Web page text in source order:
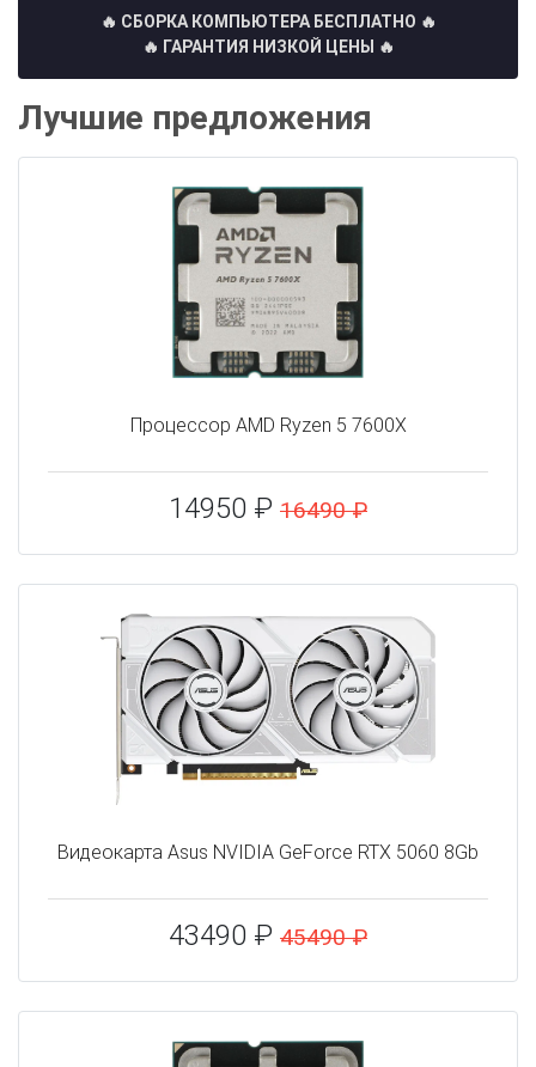
🔥 СБОРКА КОМПЬЮТЕРА БЕСПЛАТНО 🔥
🔥 ГАРАНТИЯ НИЗКОЙ ЦЕНЫ 🔥
Лучшие предложения
Процессор AMD Ryzen 5 7600X
14950 ₽ 16490 ₽
Видеокарта Asus NVIDIA GeForce RTX 5060 8Gb
43490 ₽ 45490 ₽